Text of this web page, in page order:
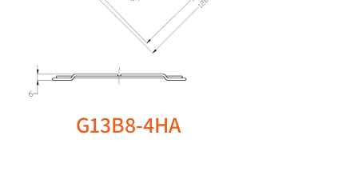
G13B8-4HA